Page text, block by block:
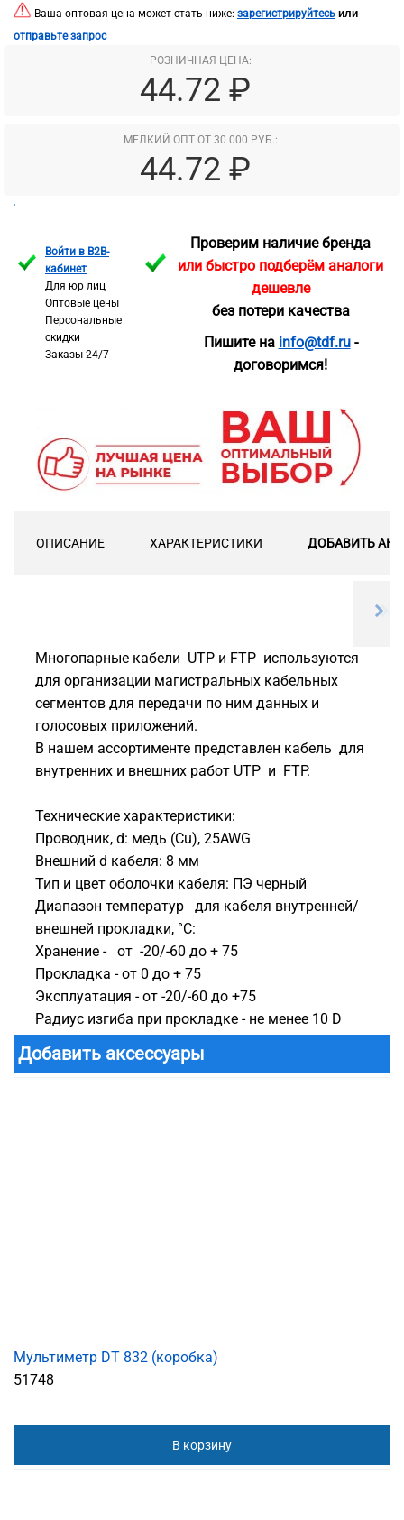
Ваша оптовая цена может стать ниже: зарегистрируйтесь или
отправьте запрос
РОЗНИЧНАЯ ЦЕНА:
44.72 ₽
МЕЛКИЙ ОПТ ОТ 30 000 РУБ.:
44.72 ₽
Войти в B2B-
кабинет
Для юр лиц
Оптовые цены
Персональные
скидки
Заказы 24/7
Проверим наличие бренда
или быстро подберём аналоги
дешевле
без потери качества
Пишите на info@tdf.ru-
договоримся!
ОПИСАНИЕ ХАРАКТЕРИСТИКИ ДОБАВИТЬ
Многопарные кабели UTP и FTP используются
для организации магистральных кабельных
сегментов для передачи по ним данных и
голосовых приложений.
В нашем ассортименте представлен кабель для
внутренних и внешних работ UTP и FTP.
Технические характеристики:
Проводник, d: медь (Cu), 25AWG
Внешний d кабеля: 8 мм
Тип и цвет оболочки кабеля: ПЭ черный
Диапазон температур для кабеля внутренней/
внешней прокладки, °С:
Хранение - от -20/-60 до + 75
Прокладка - от 0 до + 75
Эксплуатация - от -20/-60 до +75
Радиус изгиба при прокладке - не менее 10 D
Добавить аксессуары
Мультиметр DT 832 (коробка)
51748
В корзину